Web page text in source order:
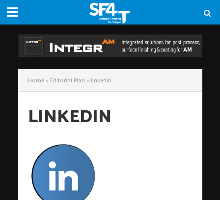
Home» Editorial Plan » linkedin
LINKEDIN